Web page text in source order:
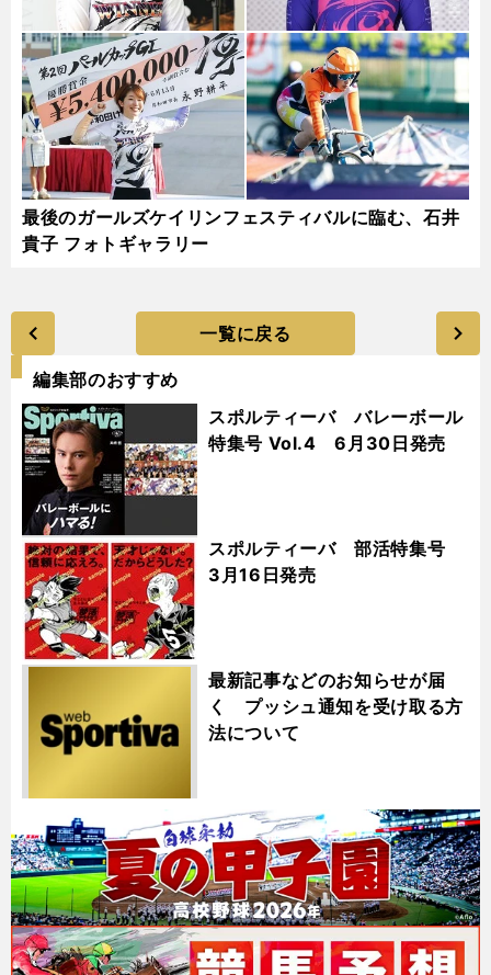
最後のガールズケイリンフェスティバルに臨む、石井
貴子 フォトギャラリー
一覧に戻る
編集部のおすすめ
スポルティーバ バレーボール
特集号 Vol.4 6月30日発売
スポルティーバ 部活特集号
3月16日発売
最新記事などのお知らせが届
く プッシュ通知を受け取る方
法について